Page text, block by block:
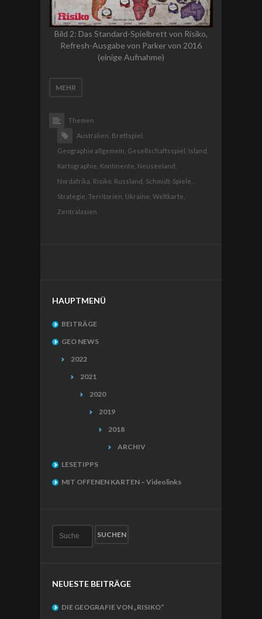
Bild 2: Das Standard-Spielbrett von Risiko,
Refresh-Ausgabe von Parker von 2016
(einige Aufnahme)
MEHR
Themen
Australien, Brettspiel,
Geographie allgemein, Gesellschaftsspiel, Island,
Kartographie, Kontinente, Neuseeland,
Nordafrika, Risiko, Russland, Schmidt-Spiele,
Strategie, Territorien, Ukraine, Weltkarte,
Zentralasien
HAUPTMENÜ
BEITRÄGE
GEO NEWS
2022
2021
2020
2019
2018
ARCHIV
LESETIPPS
MIT OFFENEN KARTEN – Videolinks
NEUESTE BEITRÄGE
DIE GEOGRAFIE VON „RISIKO“